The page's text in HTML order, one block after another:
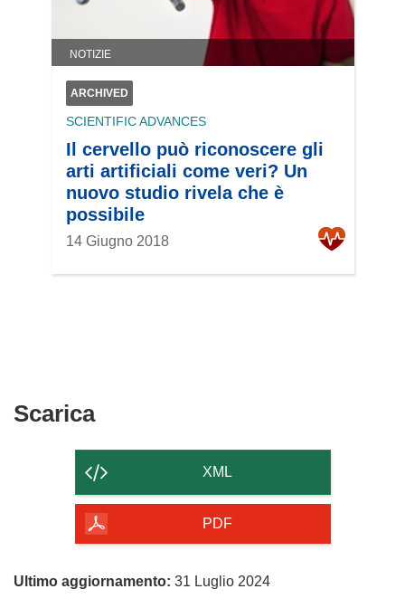
NOTIZIE
ARCHIVED
SCIENTIFIC ADVANCES
Il cervello può riconoscere gli
arti artificiali come veri? Un
nuovo studio rivela che è
possibile
14 Giugno 2018
ScaricaScarica
contenuto
della
pagina
XML
PDF
Ultimo aggiornamento: 31 Luglio 2024